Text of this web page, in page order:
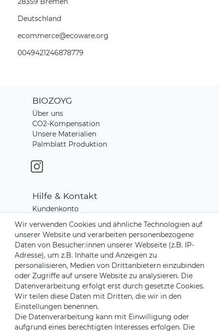
Deutschland
ecommerce@ecoware.org
0049421246878779
BIOZOYG
Über uns
CO2-Kompensation
Unsere Materialien
Palmblatt Produktion
Hilfe & Kontakt
Kundenkonto
Versand & Lieferung
Rücksendungen
Kontakt zu uns
Zahlungsanbieter
Versandpartner
Wir verwenden Cookies und ähnliche Technologien auf
unserer Website und verarbeiten personenbezogene
Daten von Besucher:innen unserer Webseite (z.B. IP-
Adresse), um z.B. Inhalte und Anzeigen zu
personalisieren, Medien von Drittanbietern einzubinden
oder Zugriffe auf unsere Website zu analysieren. Die
Datenverarbeitung erfolgt erst durch gesetzte Cookies.
Wir teilen diese Daten mit Dritten, die wir in den
Einstellungen benennen.
Die Datenverarbeitung kann mit Einwilligung oder
aufgrund eines berechtigten Interesses erfolgen. Die